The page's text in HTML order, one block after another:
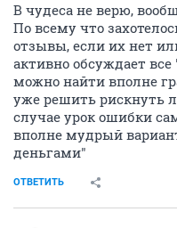
В чудеса не верю,
По всему что
отзывы, если их нет
активно обсуждает
можно найти вполне
уже решить рискнуть
случае урок ошибки
вполне мудрый
деньгами"
ОТВЕТИТЬ